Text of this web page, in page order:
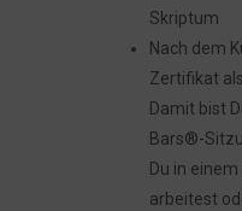
Skriptum
Nach dem
Zertifikat
Damit bist
Bars®-
Du in
arbeitest